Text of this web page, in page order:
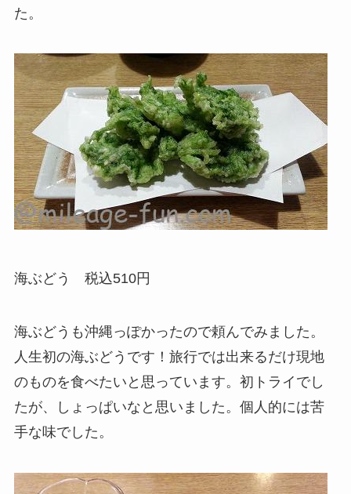
た。
海ぶどう 税込510円
海ぶどうも沖縄っぽかったので頼んでみました。
人生初の海ぶどうです！旅行では出来るだけ現地
のものを食べたいと思っています。初トライでし
たが、しょっぱいなと思いました。個人的には苦
手な味でした。